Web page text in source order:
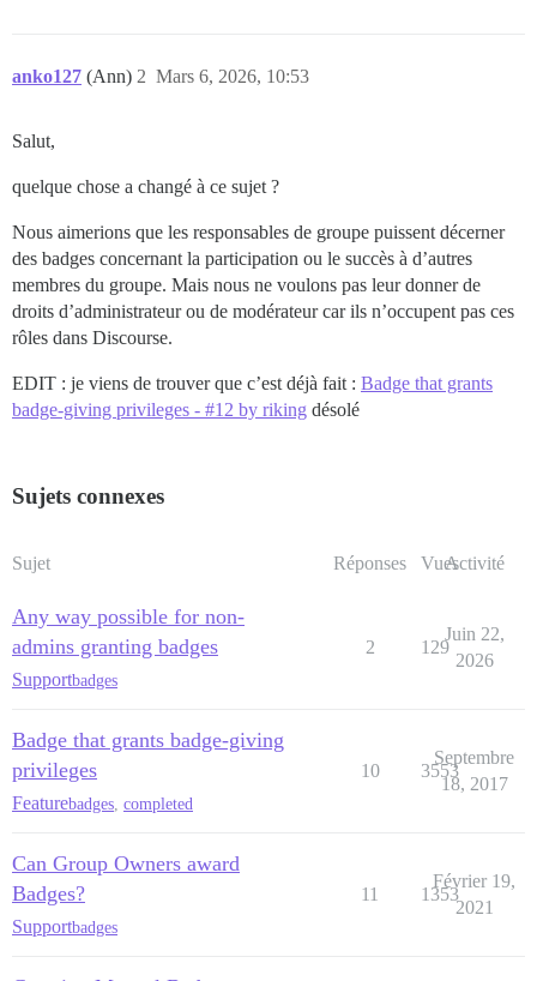
anko127 (Ann) Mars 6, 2026, 10:53
2
Salut,
quelque chose a changé à ce sujet ?
Nous aimerions que les responsables de groupe puissent décerner
des badges concernant la participation ou le succès à d’autres
membres du groupe. Mais nous ne voulons pas leur donner de
droits d’administrateur ou de modérateur car ils n’occupent pas ces
rôles dans Discourse.
EDIT : je viens de trouver que c’est déjà fait : Badge that grants
badge-giving privileges - #12 by riking désolé
Sujets connexes
Sujet Réponses VuesActivité
Any way possible for non-
admins granting badges
Supportbadges
2 129
Juin 22,
2026
Badge that grants badge-giving
privileges
Featurebadges completed
10 3553
Septembre
18, 2017
Can Group Owners award
Badges?
Supportbadges
11 1353
Février 19,
2021